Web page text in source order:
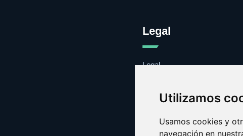
Utilizamos
Usamos cookies y
navegación en
Legal
Legal
Contacto